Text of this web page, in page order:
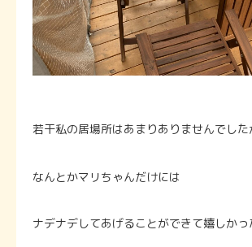
若干私の居場所はあまりありませんでした
なんとかマリちゃんだけには
ナデナデしてあげることができて嬉しかっ